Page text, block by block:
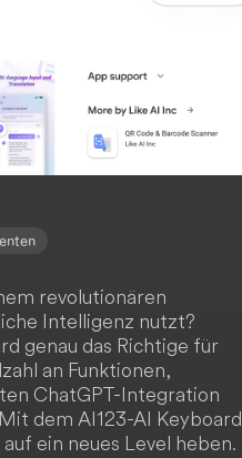
revolutionären
Intelligenz nutzt?
genau das Richtige für
an Funktionen,
ChatGPT-Integration
dem AI123-AI Keyboard
ein neues Level heben.